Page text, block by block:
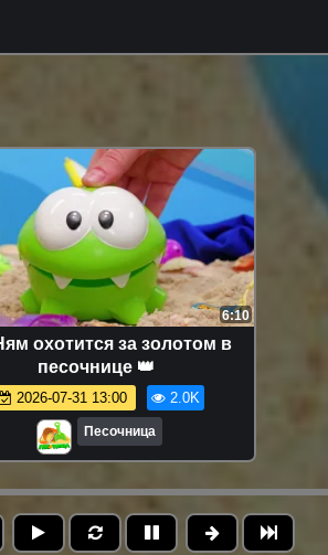
6:10
охотится за золотом в
песочнице 👑
2026-07-31 13:00 2.0K
Песочница